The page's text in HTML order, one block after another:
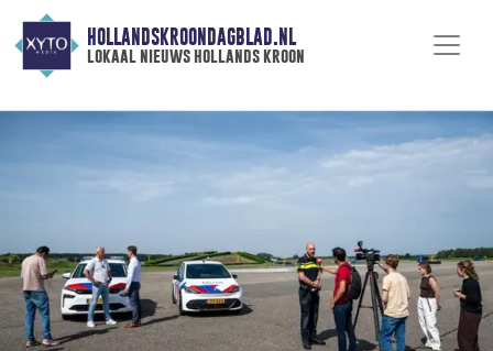
HOLLANDSKROONDAGBLAD.NL
lokaal nieuws hollands kroon